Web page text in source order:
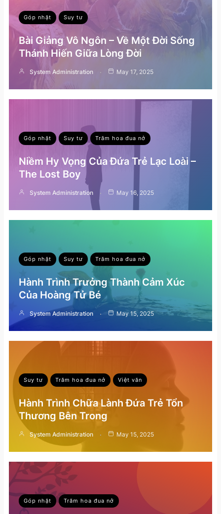
Góp nhặt Suy tư
Bài Giảng Vô Ngôn – Về Một Đời Sống
Thánh Hiến Giữa Lòng Đời
System Administration May 17, 2025
Góp nhặt Suy tư Trăm hoa đua nở
Niềm Hy Vọng Của Đứa Trẻ Lạc Loài –
The Lost Boy
System Administration May 16, 2025
Góp nhặt Suy tư Trăm hoa đua nở
Hành Trình Trưởng Thành Cảm Xúc
Của Hoàng Tử Bé
System Administration May 15, 2025
Suy tư Trăm hoa đua nở Việt văn
Hành Trình Chữa Lành Đứa Trẻ Tổn
Thương Bên Trong
System Administration May 15, 2025
Góp nhặt Trăm hoa đua nở